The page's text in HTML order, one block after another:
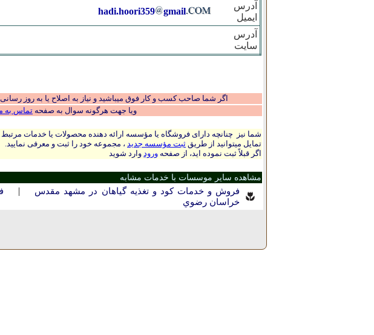
آدرس
ایمیل
hadi.hoori359 gmail
آدرس
سایت
اگر شما صاحب کسب و کار فوق میباشید و نیاز به اصلاح یا به روز
ویا جهت هرگونه سوال به صفحه تماس به
شما نیز چنانچه دارای فروشگاه یا مؤسسه ارائه دهنده محصولات یا خدمات
تمایل میتوانید از طریق ثبت مؤسسه جدید ، مجموعه خود را ثبت و معرفی نمایید.
اگر قبلاً ثبت نموده اید، از صفحه ورود وارد شوید
مشاهده سایر موسسات با خدمات مشابه
فروش و خدمات کود و تغذیه گیاهان در مشهد مقدس |
خراسان رضوي